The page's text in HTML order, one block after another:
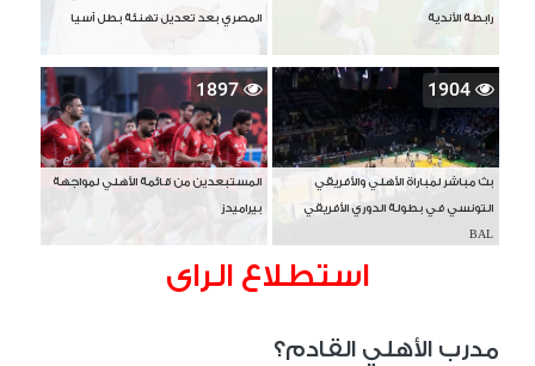
رابطة الأندية المصري بعد تعديل تهنئة بطل آسيا
1904
بث مباشر لمباراة الأهلي والأفريقي
التونسي في بطولة الدوري الأفريقي
BAL
1897
المستبعدين من قائمة الأهلي لمواجهة
بيراميدز
استطلاع الراى
مدرب الأهلي القادم؟